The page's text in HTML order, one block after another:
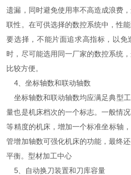
遗漏，同时避免使用率不高造成浪费
联性。在可供选择的数控系统中，性
要选择，不能片面追求高指标，以免
时，尽可能选用同一厂家的数控系统
比较方便。
4、坐标轴数和联动轴数
坐标轴数和联动轴数均应满足典型
量也是机床档次的一个标志。一般情
等精度的机床，增加一个标准坐标轴
管增加轴数可强化机床的功能，最终
平衡。型材加工中心
5、自动换刀装置和刀库容量